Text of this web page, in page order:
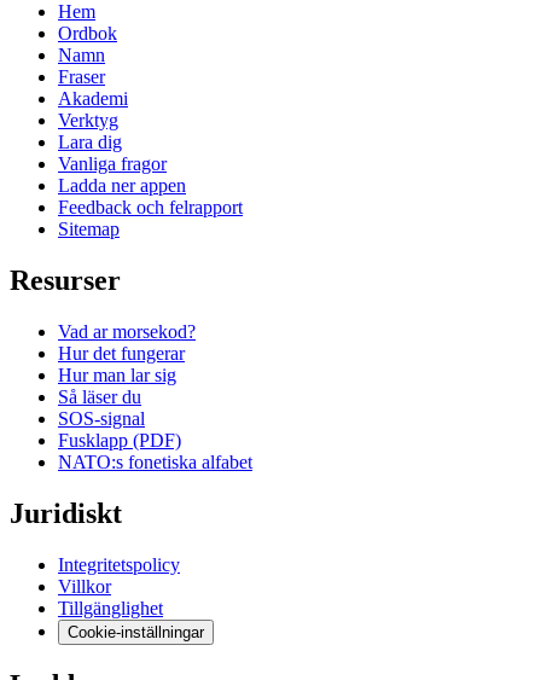
Hem
Ordbok
Namn
Fraser
Akademi
Verktyg
Lara dig
Vanliga fragor
Ladda ner appen
Feedback och felrapport
Sitemap
Resurser
Vad ar morsekod?
Hur det fungerar
Hur man lar sig
Så läser du
SOS-signal
Fusklapp (PDF)
NATO:s fonetiska alfabet
Juridiskt
Integritetspolicy
Villkor
Tillgänglighet
Cookie-inställningar